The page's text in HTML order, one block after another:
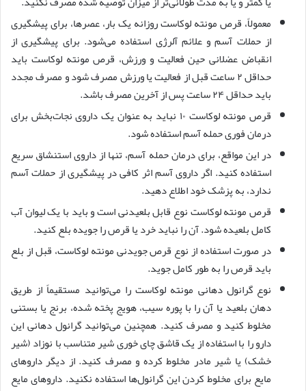
معمولاً، قرص مونته لوکاست روزانه یک بار، عصرها، برای پیشگیری
از حملات آسم و علائم آلرژی استفاده می‌شود. برای پیشگیری از
انقباض عضلانی حین فعالیت و ورزش، قرص مونته لوکاست باید
حداقل ۲ ساعت قبل از فعالیت یا ورزش مصرف شود و مصرف مجدد
باید حداقل ۲۴ ساعت پس از آخرین مصرف باشد.
قرص مونته لوکاست ۱۰ نباید به عنوان یک داروی نجات‌بخش برای
درمان فوری حمله آسم استفاده شود.
در این مواقع، برای درمان حمله آسم، تنها از داروی استنشاق سریع
استفاده کنید. اگر داروی آسم اثر کافی در پیشگیری از حملات آسم
ندارد، به پزشک خود اطلاع دهید.
قرص مونته لوکاست نوع قابل بلعیدنی است و باید با یک لیوان آب
کامل بلعیده شود. آن را نباید خرد یا قرص را جویده بلع کنید.
در صورت استفاده از نوع قرص جویدنی مونته لوکاست، قبل از بلع
باید قرص را به طور کامل جوید.
نوع گرانول دهانی مونته لوکاست را می‌توانید مستقیماً از طریق
دهان بلعید یا آن را با پوره سیب، هویج پخته شده، برنج یا بستنی
مخلوط کنید و مصرف کنید. همچنین می‌توانید گرانول دهانی این
دارو را با استفاده از یک قاشق چای خوری شیر متناسب با نوزاد (شیر
خشک) یا شیر مادر مخلوط کرده و مصرف کنید. از دیگر داروهای
مایع برای مخلوط کردن این گرانول‌ها استفاده نکنید. داروهای مایع